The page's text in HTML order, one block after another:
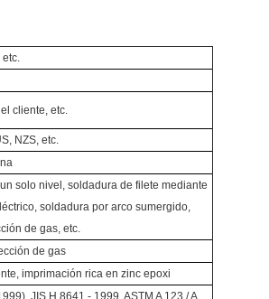
etc.
cliente, etc.
NZS, etc.
solo nivel, soldadura de filete mediante
soldadura por arco sumergido,
de gas, etc.
de gas
imprimación rica en zinc epoxi
JIS H 8641 - 1999, ASTM A 123 / A